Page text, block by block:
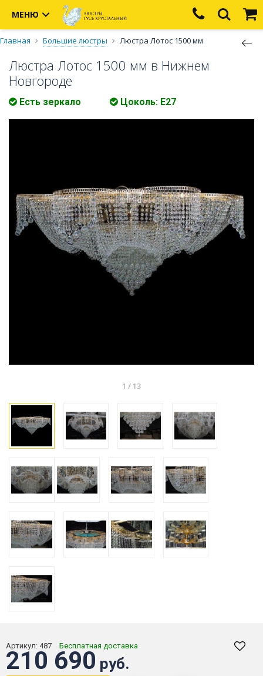
МЕНЮ
Главная Большие люстры Люстра Лотос 1500 мм
Люстра Лотос 1500 мм в Нижнем
Новгороде
Есть зеркало Цоколь: Е27
1 / 13
Артикул: 487 Бесплатная доставка
210 690 руб.